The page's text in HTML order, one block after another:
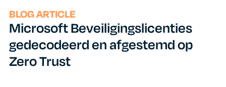
BLOG ARTICLE
Microsoft Beveiligingslicenties
gedecodeerd en afgestemd op
Zero Trust